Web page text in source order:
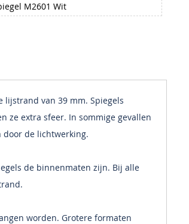
M2601 Wit
lijstrand van 39 mm. Spiegels
ze extra sfeer. In sommige gevallen
door de lichtwerking.
de binnenmaten zijn. Bij alle
worden. Grotere formaten